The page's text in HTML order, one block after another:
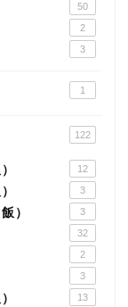
50
2
3
1
122
12
3
） 3
32
2
3
13